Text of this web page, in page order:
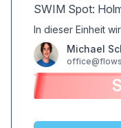
SWIM Spot:
In dieser Einheit
Michael